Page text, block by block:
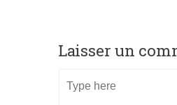
Laisser un